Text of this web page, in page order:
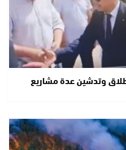
وتدشين عدة مشاريع